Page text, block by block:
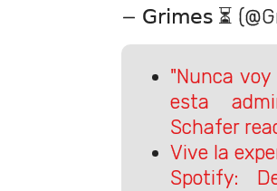
— 𝖦𝗋𝗂𝗆𝖾𝗌 ⏳
"Nunca
esta
Schafer
Vive la
Spotify: